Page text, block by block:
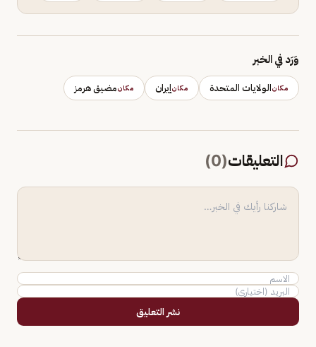
وَرَد في الخبر
مكانالولايات المتحدة مكانإيران مكانمضيق هرمز
التعليقات(
0
)
نشر التعليق